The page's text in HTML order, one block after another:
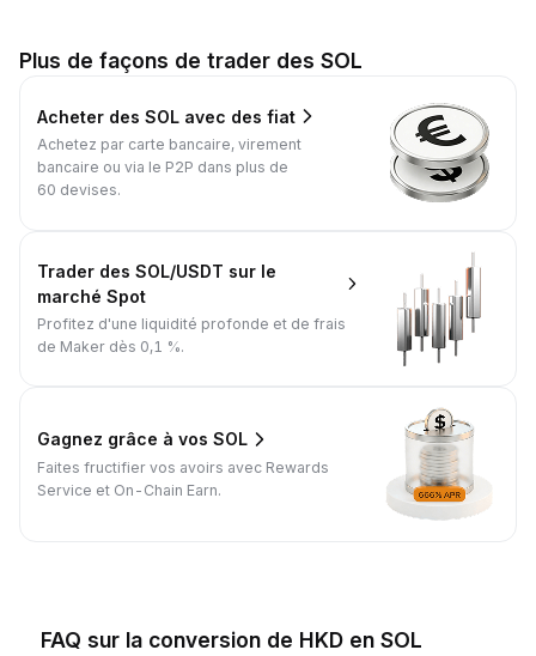
Plus de façons de trader des SOL
Acheter des SOL avec des fiat
Achetez par carte bancaire, virement
bancaire ou via le P2P dans plus de
60 devises.
Trader des SOL/USDT sur le
marché Spot
Profitez d'une liquidité profonde et de frais
de Maker dès 0,1 %.
Gagnez grâce à vos SOL
Faites fructifier vos avoirs avec Rewards
Service et On-Chain Earn.
FAQ sur la conversion de HKD en SOL